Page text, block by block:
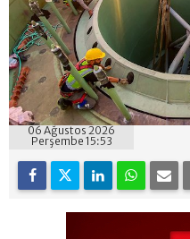
06 Ağustos 2026
Perşembe 15:53